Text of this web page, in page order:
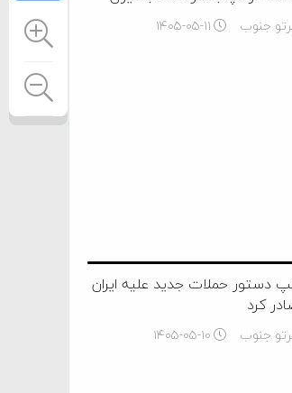
جنوب ۱۴۰۵-۰۵-۱۱
دستور حملات جدید علیه ایران
کرد
جنوب ۱۴۰۵-۰۵-۱۰